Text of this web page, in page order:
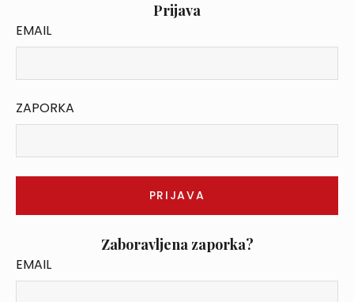
Prijava
EMAIL
ZAPORKA
Zaboravljena zaporka?
EMAIL